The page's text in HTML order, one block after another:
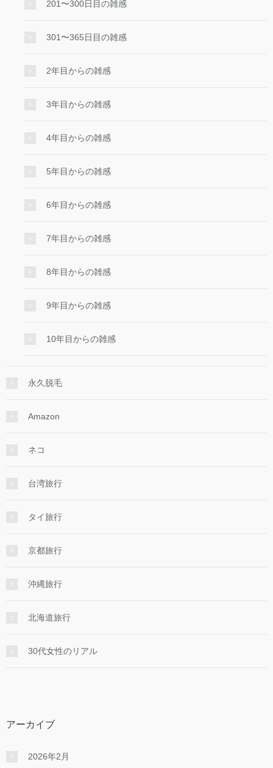
201〜300日目の雑感
301〜365日目の雑感
2年目からの雑感
3年目からの雑感
4年目からの雑感
5年目からの雑感
6年目からの雑感
7年目からの雑感
8年目からの雑感
9年目からの雑感
10年目からの雑感
永久脱毛
Amazon
ネコ
台湾旅行
タイ旅行
京都旅行
沖縄旅行
北海道旅行
30代女性のリアル
アーカイブ
2026年2月